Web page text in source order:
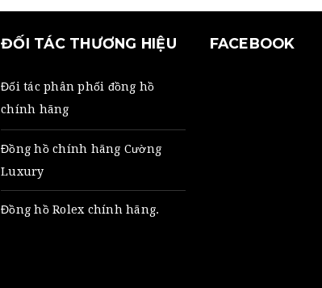
ĐỐI TÁC THƯƠNG HIỆU
Đối tác phân phối đồng hồ
chính hãng
Đồng hồ chính hãng Cường
Luxury
Đồng hồ Rolex chính hãng.
FACEBOOK